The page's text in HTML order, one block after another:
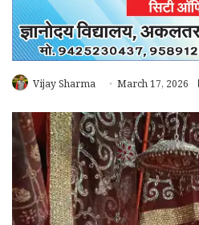
Vijay Sharma March 17, 2026